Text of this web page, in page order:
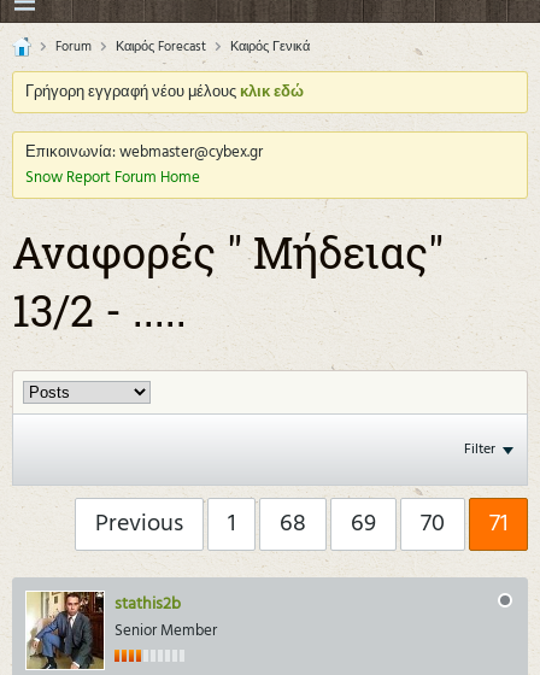
Forum Καιρός Forecast Καιρός Γενικά
Γρήγορη εγγραφή νέου μέλουςκλικ εδώ
Επικοινωνία: webmaster@cybex.gr
Snow Report Forum Home
Αναφορές " Μήδειας"
13/2 - .....
Filter
Previous 1 68 69 70 71
stathis2b
Senior Member